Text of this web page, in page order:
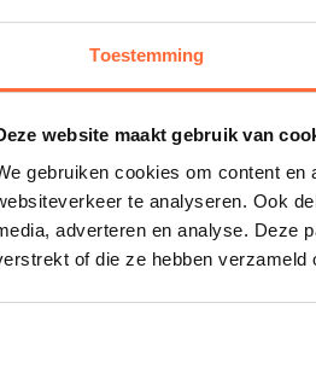
Toestemming
website maakt gebruik van
gebruiken cookies om content
te analyseren. Ook
adverteren en analyse. Deze
of die ze hebben